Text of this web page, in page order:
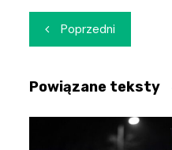
Nawigacja
wpisu
Poprzedni
Powiązane teksty